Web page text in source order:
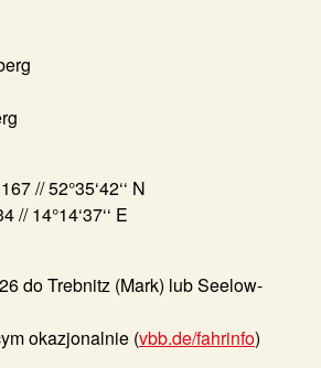
// 52°35‘42‘‘ N
// 14°14‘37‘‘ E
do Trebnitz (Mark) lub Seelow-
okazjonalnie (vbb.de/fahrinfo)